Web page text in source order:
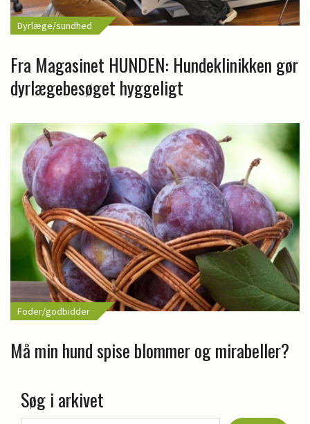
Dyrlæge/sundhed
Fra Magasinet HUNDEN: Hundeklinikken gør
dyrlægebesøget hyggeligt
Foder/godbidder
Må min hund spise blommer og mirabeller?
Søg i arkivet